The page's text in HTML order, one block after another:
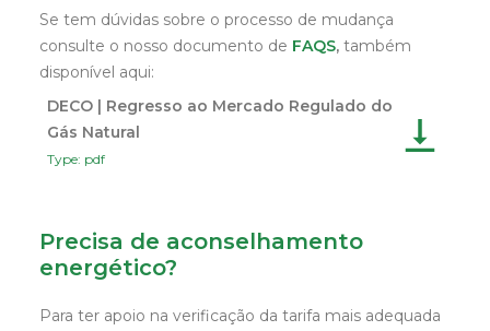
Se tem dúvidas sobre o processo de mudança
consulte o nosso documento de FAQS, também
disponível aqui:
DECO | Regresso ao Mercado Regulado do
Gás Natural
Type: pdf
Precisa de aconselhamento
energético?
Para ter apoio na verificação da tarifa mais adequada